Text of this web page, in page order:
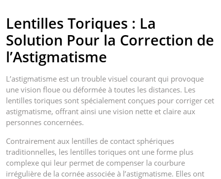
Lentilles Toriques : La
Solution Pour la Correction de
l’Astigmatisme
L’astigmatisme est un trouble visuel courant qui provoque
une vision floue ou déformée à toutes les distances. Les
lentilles toriques sont spécialement conçues pour corriger cet
astigmatisme, offrant ainsi une vision nette et claire aux
personnes concernées.
Contrairement aux lentilles de contact sphériques
traditionnelles, les lentilles toriques ont une forme plus
complexe qui leur permet de compenser la courbure
irrégulière de la cornée associée à l’astigmatisme. Elles ont